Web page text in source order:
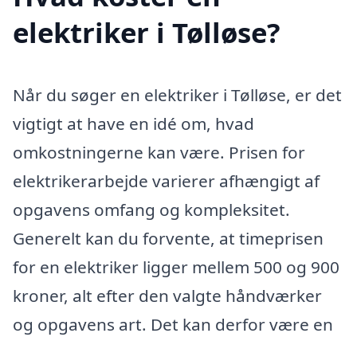
elektriker i Tølløse?
Når du søger en elektriker i Tølløse, er det
vigtigt at have en idé om, hvad
omkostningerne kan være. Prisen for
elektrikerarbejde varierer afhængigt af
opgavens omfang og kompleksitet.
Generelt kan du forvente, at timeprisen
for en elektriker ligger mellem 500 og 900
kroner, alt efter den valgte håndværker
og opgavens art. Det kan derfor være en